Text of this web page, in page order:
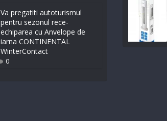
Va pregatiti autoturismul
pentru sezonul rece-
echiparea cu Anvelope de
iarna CONTINENTAL
WinterContact
0